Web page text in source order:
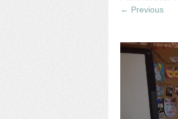
← Previous